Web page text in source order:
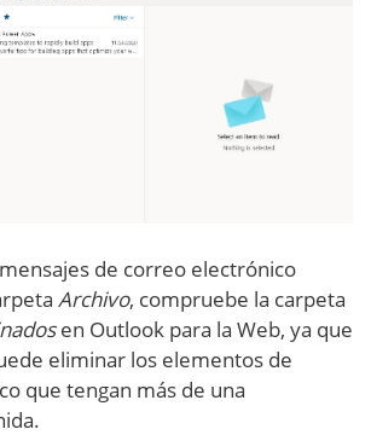
de correo electrónico
Archivo, compruebe la carpeta
en Outlook para la Web, ya que
eliminar los elementos de
que tengan más de una